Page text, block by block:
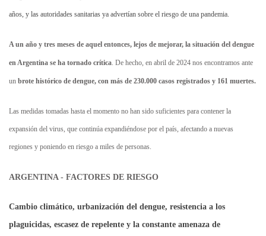
años, y las autoridades sanitarias ya advertían sobre el riesgo de una pandemia.
A un año y tres meses de aquel entonces, lejos de mejorar, la situación del dengue
en Argentina se ha tornado crítica . De hecho, en abril de 2024 nos encontramos ante
un brote histórico de dengue, con más de 230.000 casos registrados y 161 muertes.
Las medidas tomadas hasta el momento no han sido suficientes para contener la
expansión del virus, que continúa expandiéndose por el país, afectando a nuevas
regiones y poniendo en riesgo a miles de personas.
ARGENTINA - FACTORES DE RIESGO
Cambio climático, urbanización del dengue, resistencia a los
plaguicidas, escasez de repelente y la constante amenaza de